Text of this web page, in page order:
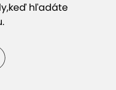
keď hľadáte